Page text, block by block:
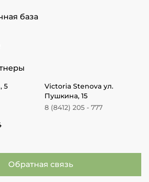
база
5
Victoria Stenova ул.
Пушкина, 15
8 (8412) 205 - 777
Обратная связь